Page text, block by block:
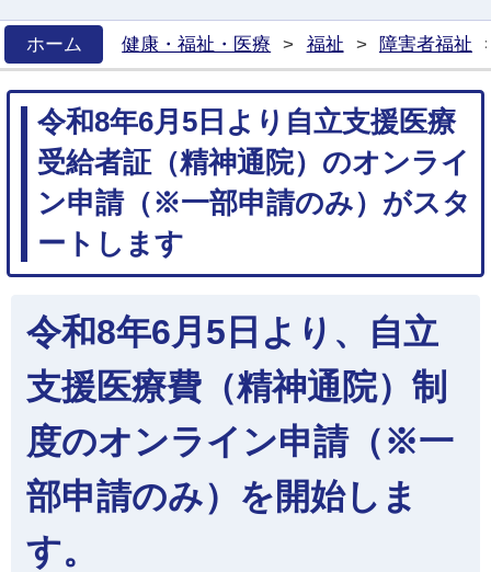
ホーム
健康・福祉・医療 > 福祉 > 障害者福祉
令和8年6月5日より自立支援医療
受給者証（精神通院）のオンライ
ン申請（※一部申請のみ）がスタ
ートします
令和8年6月5日より、自立
支援医療費（精神通院）制
度のオンライン申請（※一
部申請のみ）を開始しま
す。